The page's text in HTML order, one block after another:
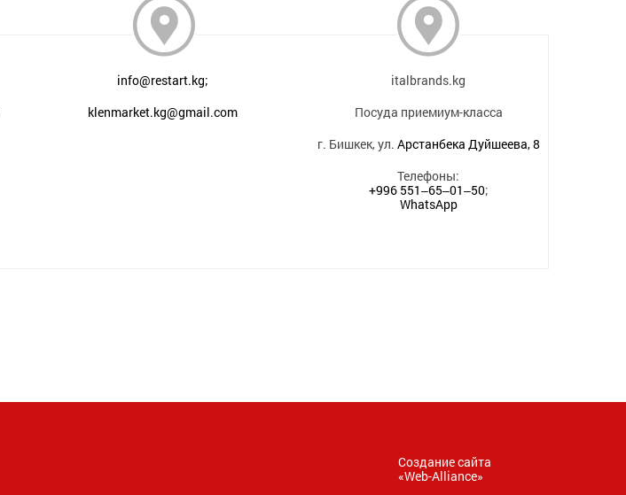
info@restart.kg;
klenmarket.kg@gmail.com
italbrands.kg
Посуда приемиум-класса
г. Бишкек, ул. Арстанбека Дуйшеева, 8
Телефоны:
+996 551‒65‒01‒50;
WhatsApp
Создание сайта
«Web-Alliance»